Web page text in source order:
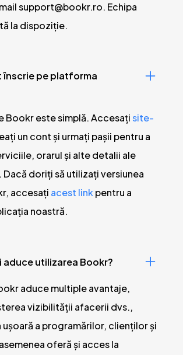
support@bookr.ro. Echipa
la dispoziție.
înscrie pe platforma
Bookr este simplă. Accesațisite-
un cont și urmați pașii pentru a
orarul și alte detalii ale
doriți să utilizați versiunea
accesați acest linkpentru a
noastră.
aduce utilizarea Bookr?
aduce multiple avantaje,
vizibilității afacerii dvs.,
a programărilor, clienților și
oferă și acces la